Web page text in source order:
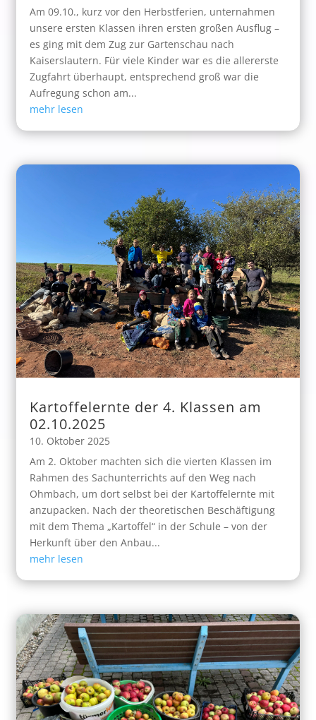
Am 09.10., kurz vor den Herbstferien, unternahmen
unsere ersten Klassen ihren ersten großen Ausflug –
es ging mit dem Zug zur Gartenschau nach
Kaiserslautern. Für viele Kinder war es die allererste
Zugfahrt überhaupt, entsprechend groß war die
Aufregung schon am...
mehr lesen
Kartoffelernte der 4. Klassen am
02.10.2025
10. Oktober 2025
Am 2. Oktober machten sich die vierten Klassen im
Rahmen des Sachunterrichts auf den Weg nach
Ohmbach, um dort selbst bei der Kartoffelernte mit
anzupacken. Nach der theoretischen Beschäftigung
mit dem Thema „Kartoffel“ in der Schule – von der
Herkunft über den Anbau...
mehr lesen